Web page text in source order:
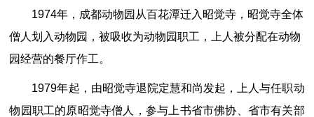
1974年，成都动物园从百花潭迁入昭觉寺，昭觉寺全体
僧人划入动物园，被吸收为动物园职工，上人被分配在动物
园经营的餐厅作工。
1979年起，由昭觉寺退院定慧和尚发起，上人与任职动
物园职工的原昭觉寺僧人，参与上书省市佛协、省市有关部